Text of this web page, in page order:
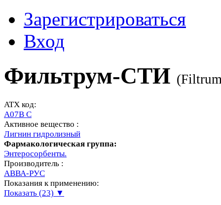
Зарегистрироваться
Вход
Фильтрум-СТИ (
ATX код:
A07B C
Активное вещество :
Лигнин гидролизный
Фармакологическая группа:
Энтеросорбенты.
Производитель :
АВВА-РУС
Показания к применению:
Показать (23) ▼